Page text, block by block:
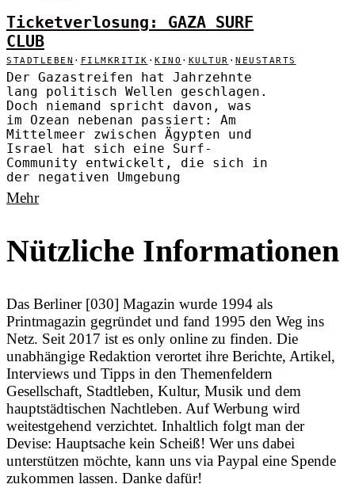
Ticketverlosung: GAZA SURF
CLUB
STADTLEBEN · FILMKRITIK · KINO · KULTUR · NEUSTARTS
Der Gazastreifen hat Jahrzehnte
lang politisch Wellen geschlagen.
Doch niemand spricht davon, was
im Ozean nebenan passiert: Am
Mittelmeer zwischen Ägypten und
Israel hat sich eine Surf-
Community entwickelt, die sich in
der negativen Umgebung
Mehr
Nützliche Informationen
Das Berliner [030] Magazin wurde 1994 als
Printmagazin gegründet und fand 1995 den Weg ins
Netz. Seit 2017 ist es only online zu finden. Die
unabhängige Redaktion verortet ihre Berichte, Artikel,
Interviews und Tipps in den Themenfeldern
Gesellschaft, Stadtleben, Kultur, Musik und dem
hauptstädtischen Nachtleben. Auf Werbung wird
weitestgehend verzichtet. Inhaltlich folgt man der
Devise: Hauptsache kein Scheiß! Wer uns dabei
unterstützen möchte, kann uns via Paypal eine Spende
zukommen lassen. Danke dafür!